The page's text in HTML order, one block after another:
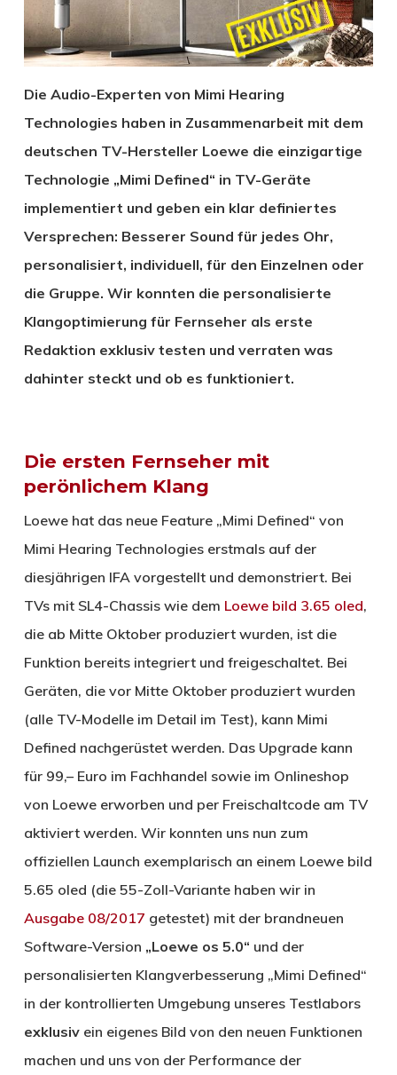
Die Audio-Experten von Mimi Hearing
Technologies haben in Zusammenarbeit mit dem
deutschen TV-Hersteller Loewe die einzigartige
Technologie „Mimi Defined“ in TV-Geräte
implementiert und geben ein klar definiertes
Versprechen: Besserer Sound für jedes Ohr,
personalisiert, individuell, für den Einzelnen oder
die Gruppe. Wir konnten die personalisierte
Klangoptimierung für Fernseher als erste
Redaktion exklusiv testen und verraten was
dahinter steckt und ob es funktioniert.
Die ersten Fernseher mit
perönlichem Klang
Loewe hat das neue Feature „Mimi Defined“ von
Mimi Hearing Technologies erstmals auf der
diesjährigen IFA vorgestellt und demonstriert. Bei
TVs mit SL4-Chassis wie dem Loewe bild 3.65 oled,
die ab Mitte Oktober produziert wurden, ist die
Funktion bereits integriert und freigeschaltet. Bei
Geräten, die vor Mitte Oktober produziert wurden
(alle TV-Modelle im Detail im Test), kann Mimi
Defined nachgerüstet werden. Das Upgrade kann
für 99,– Euro im Fachhandel sowie im Onlineshop
von Loewe erworben und per Freischaltcode am TV
aktiviert werden. Wir konnten uns nun zum
offiziellen Launch exemplarisch an einem Loewe bild
5.65 oled (die 55-Zoll-Variante haben wir in
Ausgabe 08/2017 getestet) mit der brandneuen
Software-Version „Loewe os 5.0“ und der
personalisierten Klangverbesserung „Mimi Defined“
in der kontrollierten Umgebung unseres Testlabors
exklusivein eigenes Bild von den neuen Funktionen
machen und uns von der Performance der